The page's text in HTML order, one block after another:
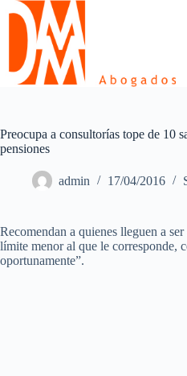
Skip
content
Preocupa a consultorías tope de 10
pensiones
admin 17/04/2016
Recomendan a quienes lleguen a
límite menor al que le corresponde,
oportunamente”.